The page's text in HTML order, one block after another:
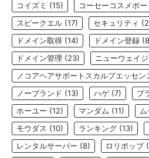
コイズミ (15) コーセーコスメポー
スピークエル (17) セキュリティ
ドメイン取得 (14) ドメイン登録
ドメイン管理 (23) ニューウェイ
ノコアヘアサポートスカルプエッセン
ノーブランド (13) ハゲ (7) プ
ホーユー (12) マンダム (11)
モウダス (10) ランキング (13)
レンタルサーバー (8) ロリポップ